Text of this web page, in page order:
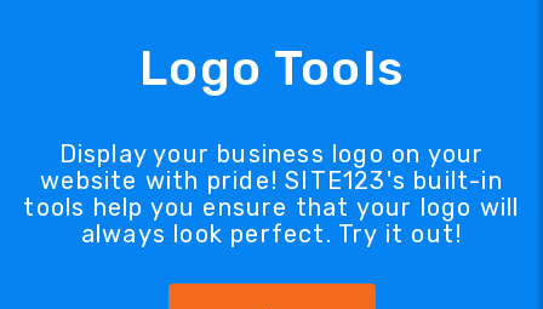
Logo Tools
Display your business logo on your
website with pride! SITE123's built-in
tools help you ensure that your logo will
always look perfect. Try it out!